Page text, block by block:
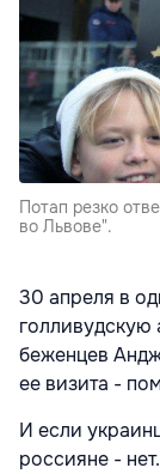
Потап резко
во Львове".
30 апреля в
беженцев
ее визита -
И если
россияне -